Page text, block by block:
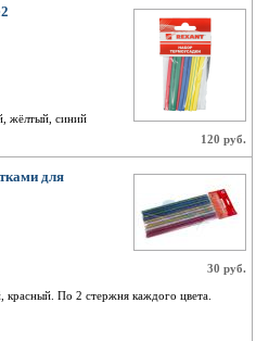
120 руб.
жёлтый, синий
30 руб.
для
красный. По 2 стержня каждого цвета.